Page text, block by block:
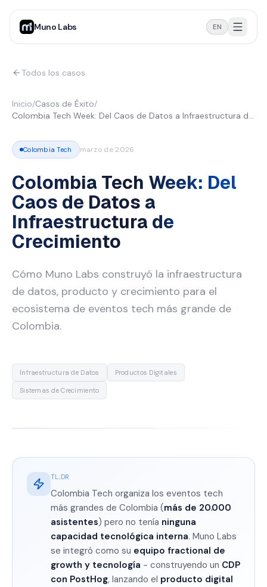
Muno Labs EN
Todos los casos
Inicio/Casos de Éxito/
Colombia Tech Week: Del Caos de Datos a Infraestructura de
Colombia Tech marzo de 2026
Colombia Tech Week: Del
Caos de Datos a
Infraestructura de
Crecimiento
Cómo Muno Labs construyó la infraestructura
de datos, producto y crecimiento para el
ecosistema de eventos tech más grande de
Colombia.
Infraestructura de Datos Productos Digitales
Sistemas de Crecimiento
TL;DR
Colombia Tech organiza los eventos tech
más grandes de Colombia (más de 20.000
asistentes) pero no tenía ninguna
capacidad tecnológica interna. Muno Labs
se integró como su equipo fractional de
growth y tecnología - construyendo un CDP
con PostHog, lanzando el producto digital